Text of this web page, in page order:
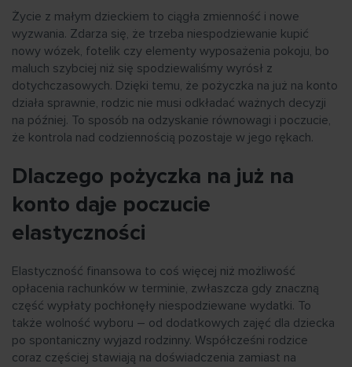
Życie z małym dzieckiem to ciągła zmienność i nowe
wyzwania. Zdarza się, że trzeba niespodziewanie kupić
nowy wózek, fotelik czy elementy wyposażenia pokoju, bo
maluch szybciej niż się spodziewaliśmy wyrósł z
dotychczasowych. Dzięki temu, że pożyczka na już na konto
działa sprawnie, rodzic nie musi odkładać ważnych decyzji
na później. To sposób na odzyskanie równowagi i poczucie,
że kontrola nad codziennością pozostaje w jego rękach.
Dlaczego pożyczka na już na
konto daje poczucie
elastyczności
Elastyczność finansowa to coś więcej niż możliwość
opłacenia rachunków w terminie, zwłaszcza gdy znaczną
część wypłaty pochłonęły niespodziewane wydatki. To
także wolność wyboru – od dodatkowych zajęć dla dziecka
po spontaniczny wyjazd rodzinny. Współcześni rodzice
coraz częściej stawiają na doświadczenia zamiast na